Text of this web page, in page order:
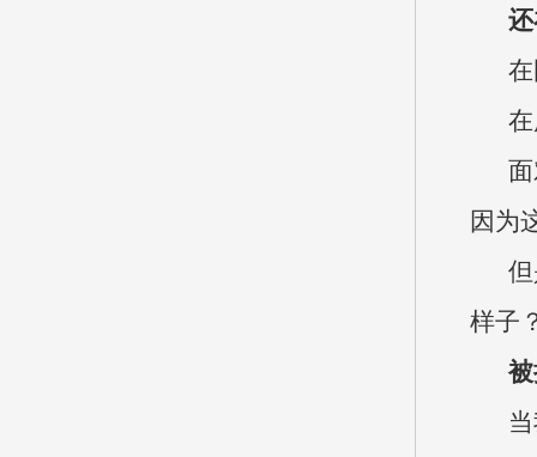
因为
样子